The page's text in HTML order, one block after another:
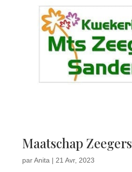
Maatschap
parAnita | 21 Avr, 2023